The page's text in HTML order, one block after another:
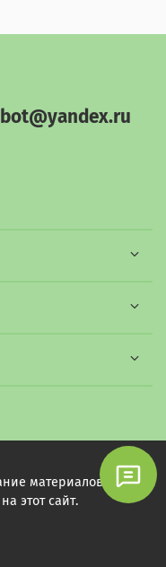
материалов этого
этот сайт.